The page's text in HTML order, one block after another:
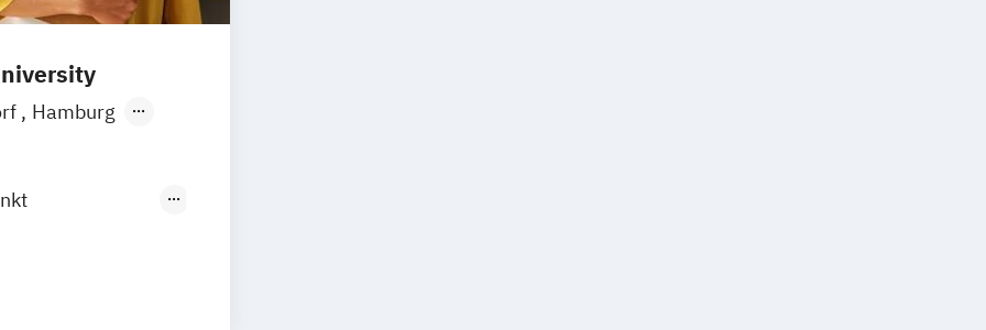
Hamburg